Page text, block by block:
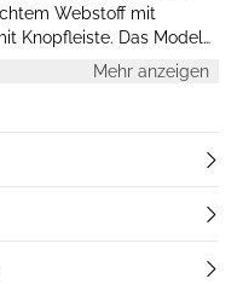
Webstoff mit
Knopfleiste. Das Model
Mehr anzeigen